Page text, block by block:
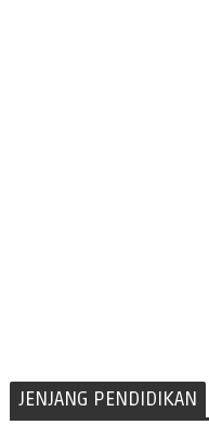
JENJANG PENDIDIKAN